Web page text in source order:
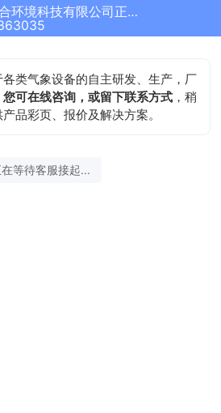
山东天合环境科技有限公司正在为您服务
类气象设备的自主研发、生产，厂
您可在线咨询，或留下联系方式 ，稍
品彩页、报价及解决方案。
在等待客服接起...